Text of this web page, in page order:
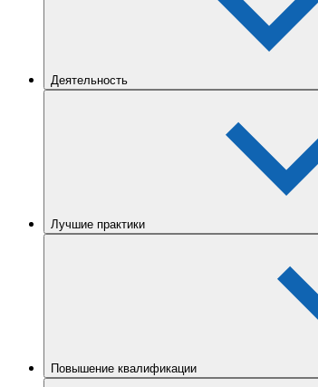
Деятельность
Лучшие практики
Повышение квалификации